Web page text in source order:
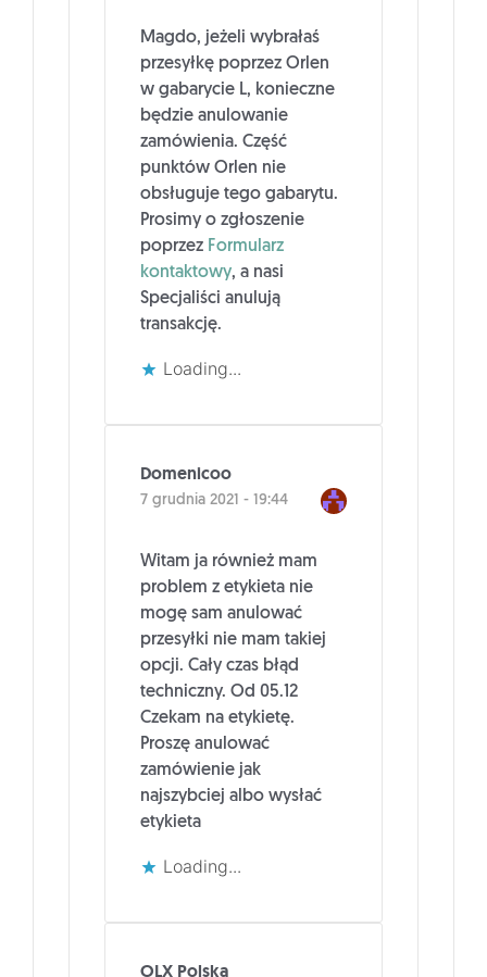
Magdo, jeżeli wybrałaś
przesyłkę poprzez Orlen
w gabarycie L, konieczne
będzie anulowanie
zamówienia. Część
punktów Orlen nie
obsługuje tego gabarytu.
Prosimy o zgłoszenie
poprzez Formularz
kontaktowy, a nasi
Specjaliści anulują
transakcję.
Loading...
Domenicoo
7 grudnia 2021 - 19:44
Witam ja również mam
problem z etykieta nie
mogę sam anulować
przesyłki nie mam takiej
opcji. Cały czas błąd
techniczny. Od 05.12
Czekam na etykietę.
Proszę anulować
zamówienie jak
najszybciej albo wysłać
etykieta
Loading...
OLX Polska